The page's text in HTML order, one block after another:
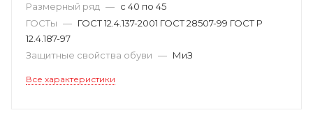
Размерный ряд — с 40 по 45
ГОСТы — ГОСТ 12.4.137-2001 ГОСТ 28507-99 ГОСТ Р
12.4.187-97
Защитные свойства обуви — МиЗ
Все характеристики